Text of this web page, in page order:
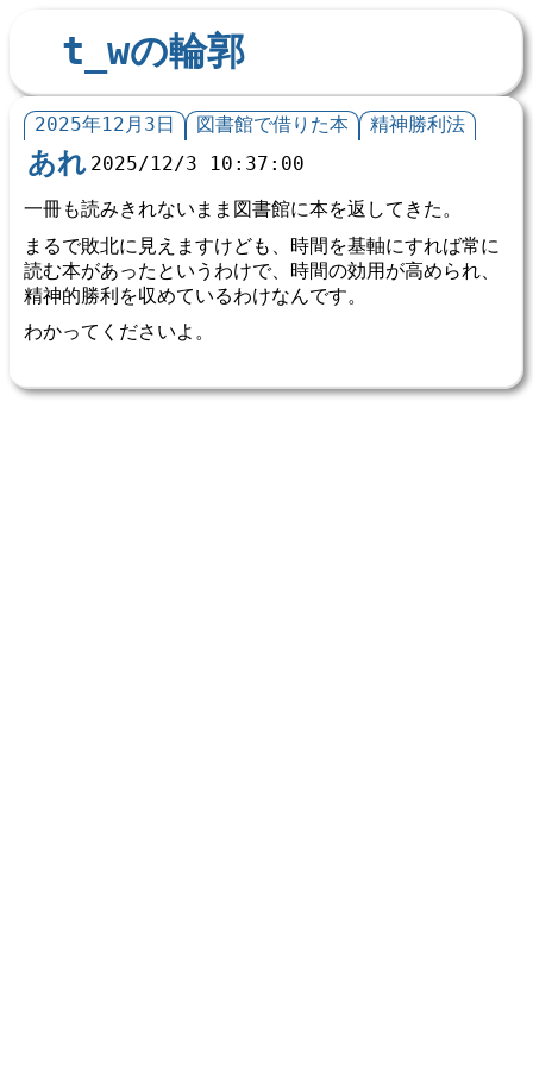
t_wの輪郭
2025年12月3日 図書館で借りた本 精神勝利法
あれ 2025/12/3 10:37:00
一冊も読みきれないまま図書館に本を返してきた。
まるで敗北に見えますけども、時間を基軸にすれば常に
読む本があったというわけで、時間の効用が高められ、
精神的勝利を収めているわけなんです。
わかってくださいよ。